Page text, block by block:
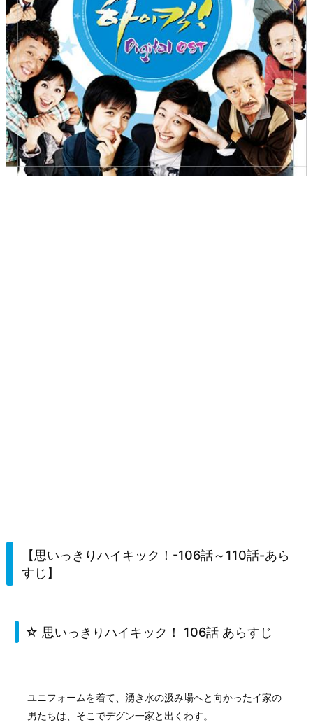
【思いっきりハイキック！-106話～110話-あら
すじ】
☆ 思いっきりハイキック！ 106話 あらすじ
ユニフォームを着て、湧き水の汲み場へと向かったイ家の
男たちは、そこでデグン一家と出くわす。